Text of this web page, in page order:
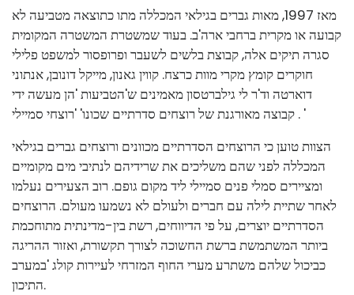
מאז 1997, מאות גברים בגילאי המכללה מתו כתוצאה מטביעה לא
קבועה או מקרית ברחבי ארה'ב. בעוד שמשטרת המשטרה המקומית
סגרה תיקים אלה, קבוצת בלשים לשעבר ופרופסור למשפט פלילי
חוקרים קומץ מקרי מוות כרצח. קווין גאנון, מייקל דונובן, אנתוני
דוארטה וד'ר לי גילברטסון מאמינים ש'הטביעות 'הן מעשה ידי
קבוצה מאורגנת של רוצחים סדרתיים שכונו' 'רוצחי סמיילי . '
הצוות טוען כי הרוצחים הסדרתיים מכוונים ורוצחים גברים בגילאי
המכללה לפני שהם משליכים את שרידיהם לנתיבי מים מקומיים
ומציירים סמלי פנים סמיילי ליד מקום גופם. רוב הצעירים נעלמו
לאחר שתיית לילה עם חברים ולעולם לא נשמעו מעולם. הרוצחים
הסדרתיים יוצרים, על פי הדיווחים, רשת בין-מדינתית מתוחכמת
ביותר המשתמשת ברשת החשוכה לצורך תקשורת, ואזור ההריגה
כביכול שלהם משתרע מערי החוף המזרחי לעיירות קולג 'במערב
התיכון.